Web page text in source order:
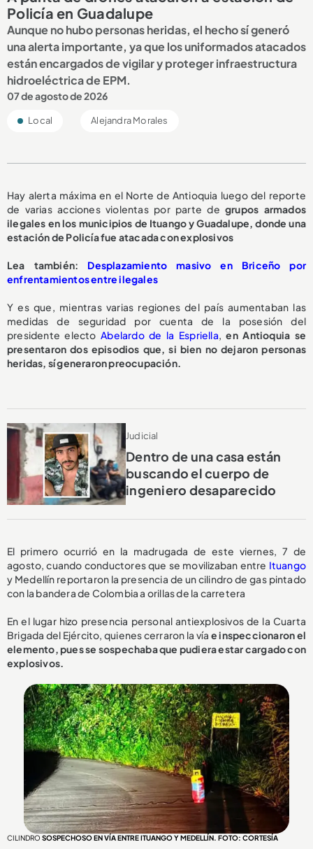
Policía en Guadalupe
Aunque no hubo personas heridas, el hecho sí generó
una alerta importante, ya que los uniformados atacados
están encargados de vigilar y proteger infraestructura
hidroeléctrica de EPM.
07 de agosto de 2026
Local Alejandra Morales
Hay alerta máxima en el Norte de Antioquia luego del reporte
de varias acciones violentas por parte degrupos armados
ilegales en los municipios de Ituango y Guadalupe, donde una
estación de Policía fue atacada con explosivos
Lea también: Desplazamiento masivo en Briceño por
enfrentamientos entre ilegales
Y es que, mientras varias regiones del país aumentaban las
medidas de seguridad por cuenta de la posesión del
presidente electoAbelardo de la Espriella, en Antioquia se
presentaron dos episodios que, si bien no dejaron personas
heridas, sí generaron preocupación.
Judicial
Dentro de una casa están
buscando el cuerpo de
ingeniero desaparecido
El primero ocurrió en la madrugada de este viernes, 7 de
agosto, cuando conductores que se movilizaban entre Ituango
y Medellín reportaron la presencia de un cilindro de gas pintado
con la bandera de Colombia a orillas de la carretera
En el lugar hizo presencia personal antiexplosivos de la Cuarta
Brigada del Ejército, quienes cerraron la vía e inspeccionaron el
elemento, pues se sospechaba que pudiera estar cargado con
explosivos.
CILINDRO SOSPECHOSO EN VÍA ENTRE ITUANGO Y MEDELLÍN. FOTO: CORTESÍA